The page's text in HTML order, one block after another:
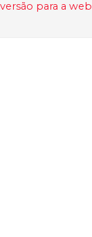
para a web